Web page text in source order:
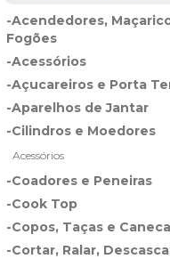
-Acendedores,
Fogões
-Acessórios
-Açucareiros e Porta
-Aparelhos de Jantar
-Cilindros e Moedores
Acessórios
-Coadores e Peneiras
-Cook Top
-Copos, Taças e
-Cortar, Ralar,